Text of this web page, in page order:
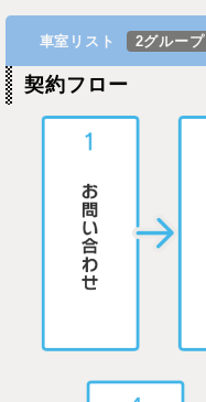
車室リスト 2グループ
契約フロー